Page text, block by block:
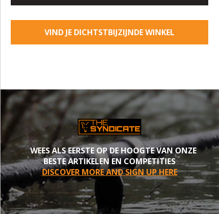
VIND JE DICHTSTBIJZIJNDE WINKEL
WEES ALS EERSTE OP DE HOOGTE VAN ONZE
BESTE ARTIKELEN EN COMPETITIES
DISCOVER MORE AND SIGN UP HERE